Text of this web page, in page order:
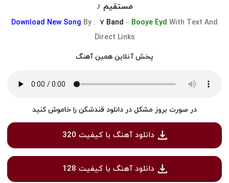
مستقیم ♪
Download New Song By : ۷ Band – Booye Eyd With Text And
Direct Links
پخش آنلاین همین آهنگ
در صورت بروز مشکل در دانلود قندشکن را خاموش کنید
دانلود آهنگ با کیفیت 320
دانلود آهنگ با کیفیت 128